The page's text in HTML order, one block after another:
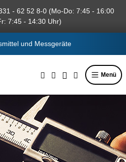
- 62 52 8-0 (Mo-Do: 7:45 - 16:00
7:45 - 14:30 Uhr)
und Messgeräte
Menü